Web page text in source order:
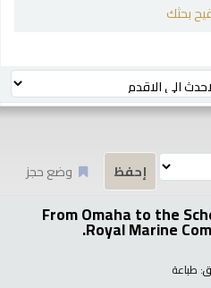
بحثك
وضع حجز
From Omaha to the
Royal Marine
طباعة